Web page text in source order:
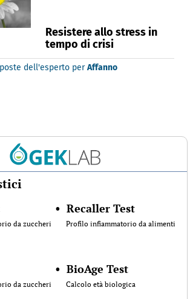
Resistere allo stress in
tempo di crisi
dell'esperto perAffanno
da zuccheri
• Recaller Test
Profilo infiammatorio da alimenti
da zuccheri
• BioAge Test
Calcolo età biologica